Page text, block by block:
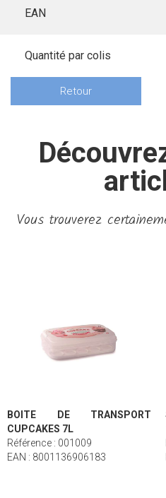
EAN
Quantité par colis
Retour
Vous trouverez
BOITE DE TRANSPORT
CUPCAKES 7L
Référence : 001009
EAN : 8001136906183